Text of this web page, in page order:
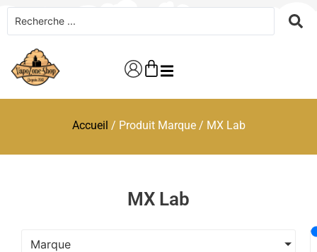
Accueil / Produit Marque / MX Lab
MX Lab
Marque